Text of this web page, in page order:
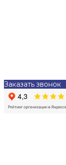
Заказать звонок